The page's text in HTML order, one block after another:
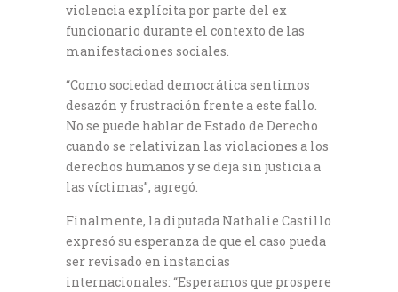
violencia explícita por parte del ex
funcionario durante el contexto de las
manifestaciones sociales.
“Como sociedad democrática sentimos
desazón y frustración frente a este fallo.
No se puede hablar de Estado de Derecho
cuando se relativizan las violaciones a los
derechos humanos y se deja sin justicia a
las víctimas”, agregó.
Finalmente, la diputada Nathalie Castillo
expresó su esperanza de que el caso pueda
ser revisado en instancias
internacionales: “Esperamos que prospere